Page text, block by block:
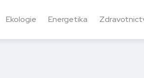
Ekologie Energetika